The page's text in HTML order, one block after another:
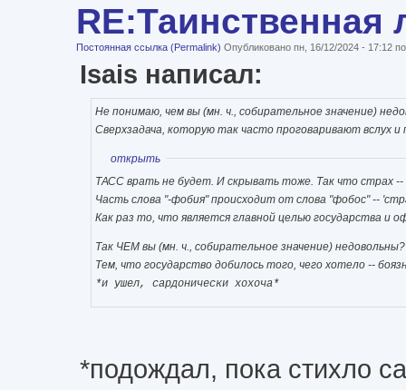
Постоянная ссылка (Permalink) Опубликовано пн, 16/12/2024 - 17:12
Isais написал:
Не понимаю, чем вы (мн. ч., собирательное значение)
Сверхзадача, которую так часто проговаривают вслух
Показать
открыть
ТАСС врать не будет. И скрывать тоже. Так что страх --
Часть слова "-фобия" происходит от слова "фобос" --
Как раз то, что является главной целью государства и
Так ЧЕМ вы (мн. ч., собирательное значение)недовольны?
Тем, что государство добилось того, чего хотело --
*и ушел, сардонически хохоча*
*подождал, пока стихло